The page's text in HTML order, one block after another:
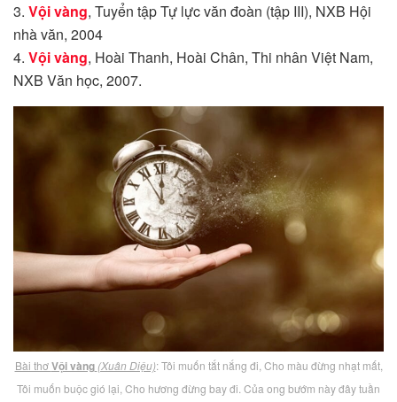
3. Vội vàng, Tuyển tập Tự lực văn đoàn (tập III), NXB Hội
nhà văn, 2004
4. Vội vàng, Hoài Thanh, Hoài Chân, Thi nhân Việt Nam,
NXB Văn học, 2007.
Bài thơVội vàng (Xuân Diệu): Tôi muốn tắt nắng đi, Cho màu đừng nhạt mất,
Tôi muốn buộc gió lại, Cho hương đừng bay đi. Của ong bướm này đây tuần